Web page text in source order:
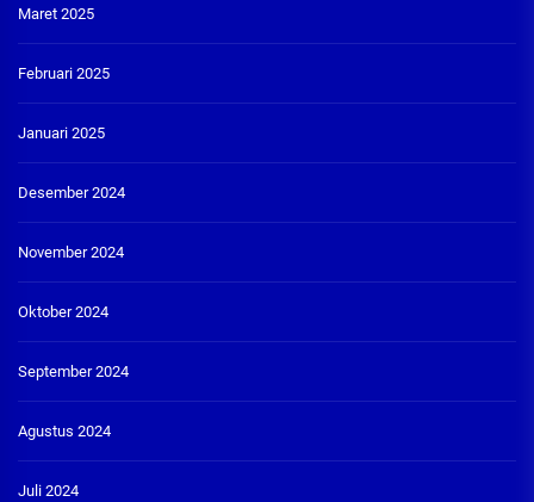
Maret 2025
Februari 2025
Januari 2025
Desember 2024
November 2024
Oktober 2024
September 2024
Agustus 2024
Juli 2024